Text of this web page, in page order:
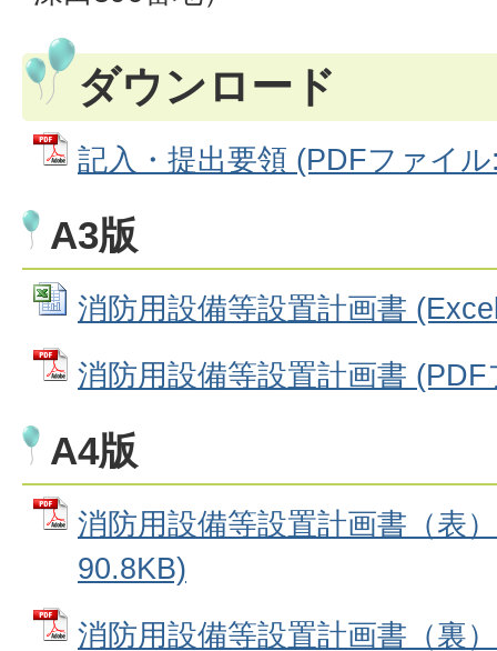
ダウンロード
記入・提出要領 (PDFファイ
A3版
消防用設備等設置計画書
消防用設備等設置計画書
A4版
消防用設備等設置計画書（表
90.8KB)
消防用設備等設置計画書（裏